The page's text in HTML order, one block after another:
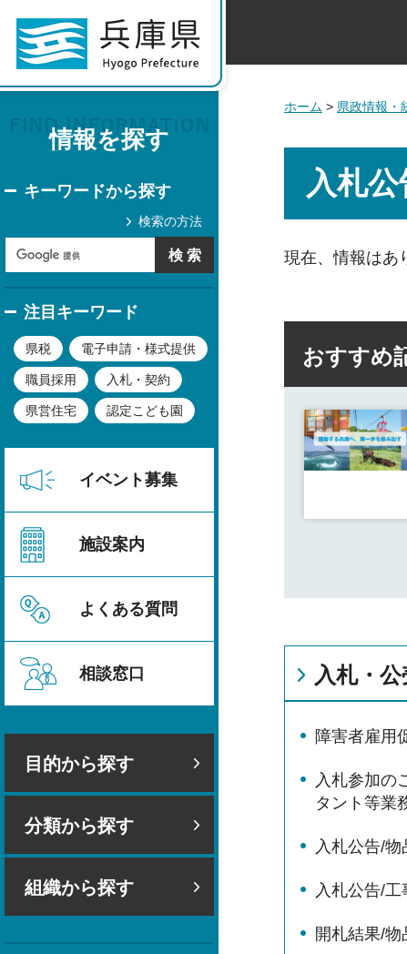
情報を探す
キーワードから探す
検索の方法
注目キーワード
県税 電子申請・様式提供
職員採用 入札・契約
県営住宅 認定こども園
イベント募集
施設案内
よくある質問
相談窓口
目的から探す
分類から探す
組織から探す
ホーム > 県政情報・
入札
現在、情報はあ
おすすめ
入札・
障害者雇用
入札参加の
タント等業
入札公告/物
入札公告/
開札結果/物